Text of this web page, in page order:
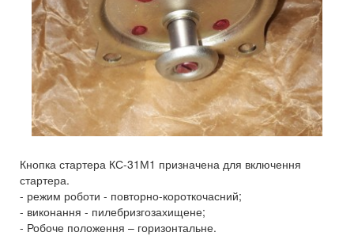
Кнопка стартера КС-31М1 призначена для включення
стартера.
- режим роботи - повторно-короткочасний;
- виконання - пилебризгозахищене;
- Робоче положення – горизонтальне.